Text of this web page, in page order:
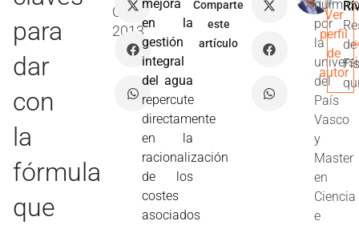
para
dar
con
la
fórmula
que
Oct
2013
mejora
en la
gestión
integral
del agua
repercute
directamente
en la
racionalización
de los
costes
asociados
Comparte
este
artículo
por
la
del
País
Vasco
y
Master
en
Ciencia
e
Ver
perfil
de
autor